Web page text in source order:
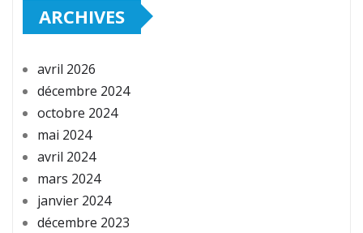
ARCHIVES
avril 2026
décembre 2024
octobre 2024
mai 2024
avril 2024
mars 2024
janvier 2024
décembre 2023